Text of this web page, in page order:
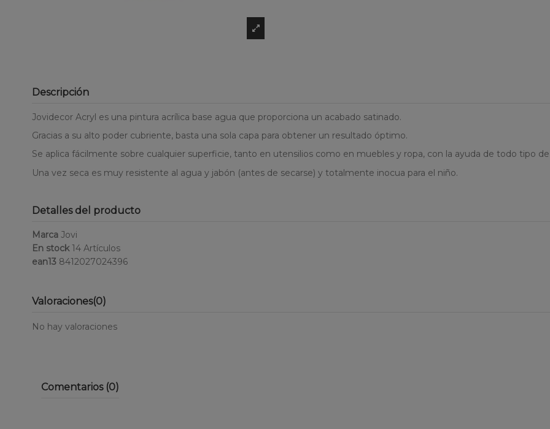
Descripción
Jovidecor Acryl es una pintura acrílica base agua que proporciona un acabado satinado.
Gracias a su alto poder cubriente, basta una sola capa para obtener un resultado óptimo.
Se aplica fácilmente sobre cualquier superficie, tanto en utensilios como en muebles y ropa, con la ayuda de todo tipo
Una vez seca es muy resistente al agua y jabón (antes de secarse) y totalmente inocua para el niño.
Detalles del producto
Marca Jovi
En stock 14 Artículos
ean13 8412027024396
Valoraciones(0)
No hay valoraciones
Comentarios (0)